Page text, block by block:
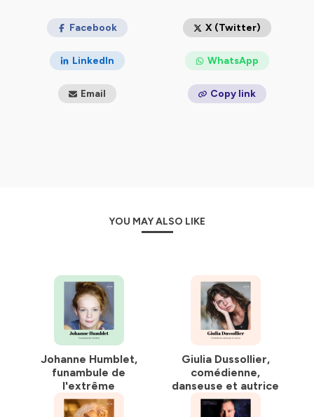
Facebook X (Twitter)
LinkedIn WhatsApp
Email Copy link
YOU MAY ALSO LIKE
Johanne Humblet,
funambule de
l'extrême
Giulia Dussollier,
comédienne,
danseuse et autrice